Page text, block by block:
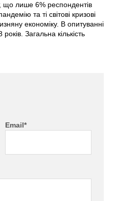
що лише 6% респондентів
та ті світові кризові
економіку. В опитуванні
Загальна кількість
Email*